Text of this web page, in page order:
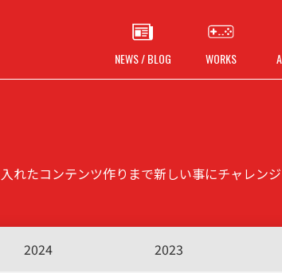
NEWS / BLOG WORKS
れたコンテンツ作りまで新しい事にチャレン
2024 2023